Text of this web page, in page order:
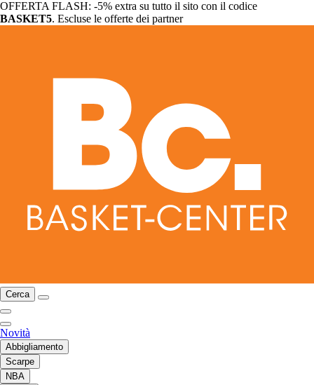
OFFERTA FLASH: -5% extra su tutto il sito con il codice
BASKET5. Escluse le offerte dei partner
Cerca
Novità
Abbigliamento
Scarpe
NBA